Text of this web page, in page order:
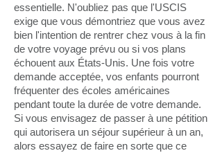
essentielle. N'oubliez pas que l'USCIS
exige que vous démontriez que vous avez
bien l'intention de rentrer chez vous à la fin
de votre voyage prévu ou si vos plans
échouent aux États-Unis. Une fois votre
demande acceptée, vos enfants pourront
fréquenter des écoles américaines
pendant toute la durée de votre demande.
Si vous envisagez de passer à une pétition
qui autorisera un séjour supérieur à un an,
alors essayez de faire en sorte que ce